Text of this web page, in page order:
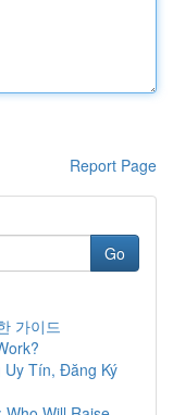
Report Page
Go
가이드
Tín, Đăng Ký